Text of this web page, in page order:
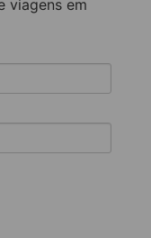
viagens em